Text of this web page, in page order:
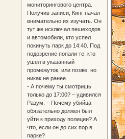
мониторингового центра.
Получив записи, Кинг начал
внимательно их изучать. Он
тут же исключал пешеходов
и автомобили, кто успел
покинуть парк до 14:40. Под
подозрение попали те, кто
ушел в указанный
промежуток, или позже, но
никак не ранее.
- А почему ты смотришь
только до 17:00? – удивился
Разум. – Почему убийца
обязательно должен был
уйти к приходу полиции? А
что, если он до сих пор в
парке?